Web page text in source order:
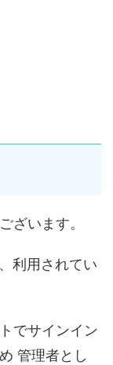
ざいます。
利用されてい
でサインイン
管理者とし